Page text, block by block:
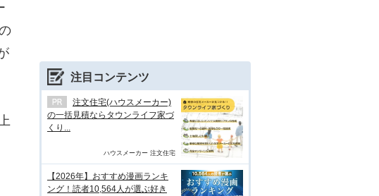
注目コンテンツ
注文住宅(ハウスメーカー)
の一括見積ならタウンライフ家づ
くり...
ハウスメーカー 注文住宅
【2026年】おすすめ漫画ランキ
ング！読者10,564人が選ぶ好き